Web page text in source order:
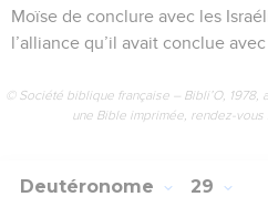
Moïse de conclure avec les
l’alliance qu’il avait conclue
© Société biblique française – Bibli’O, 1978,
une Bible imprimée, rendez-
Deutéronome 29